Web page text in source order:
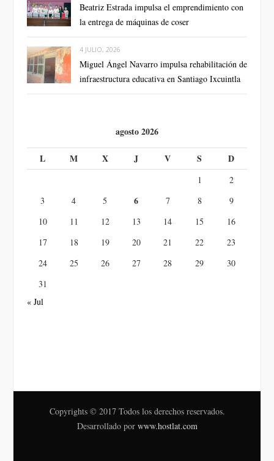
Beatriz Estrada impulsa el emprendimiento con
la entrega de máquinas de coser
4 JULIO, 2026
Miguel Ángel Navarro impulsa rehabilitación de
infraestructura educativa en Santiago Ixcuintla
agosto 2026
L M X J V S D
1
2
3
4 5 6 7 8
9
10
11 12 13 14 15
16
17
18 19 20 21 22
23
24
25 26 27 28 29
30
31
« Jul
Copyrights © 2017 Todos los derechos reservados.
Desarrollado por www.hostlat.com